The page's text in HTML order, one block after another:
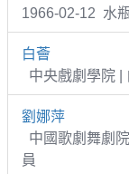
1966-02-12 水
白薈
中央戲劇學院 |
劉娜萍
中國歌劇舞劇
員